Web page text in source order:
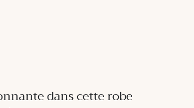
dans cette robe